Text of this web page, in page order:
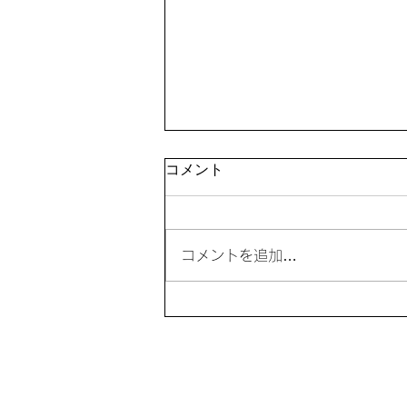
「夏休み教室」を開催
コメント
コメントを追加…